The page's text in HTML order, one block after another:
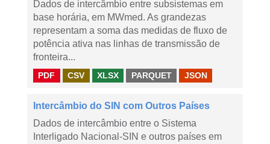
Dados de intercâmbio entre subsistemas em
base horária, em MWmed. As grandezas
representam a soma das medidas de fluxo de
potência ativa nas linhas de transmissão de
fronteira...
PDF CSV XLSX PARQUET JSON
Intercâmbio do SIN com Outros Países
Dados de intercâmbio entre o Sistema
Interligado Nacional-SIN e outros países em